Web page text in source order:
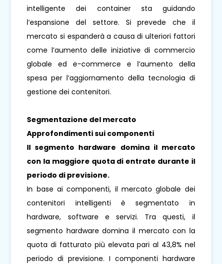
intelligente dei container sta guidando
l’espansione del settore. Si prevede che il
mercato si espanderà a causa di ulteriori fattori
come l’aumento delle iniziative di commercio
globale ed e-commerce e l’aumento della
spesa per l’aggiornamento della tecnologia di
gestione dei contenitori.
Segmentazione del mercato
Approfondimenti sui componenti
Il segmento hardware domina il mercato
con la maggiore quota di entrate durante il
periodo di previsione.
In base ai componenti, il mercato globale dei
contenitori intelligenti è segmentato in
hardware, software e servizi. Tra questi, il
segmento hardware domina il mercato con la
quota di fatturato più elevata pari al 43,8% nel
periodo di previsione. I componenti hardware